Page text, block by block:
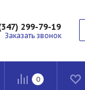
299-79-19
Заказать звонок
0